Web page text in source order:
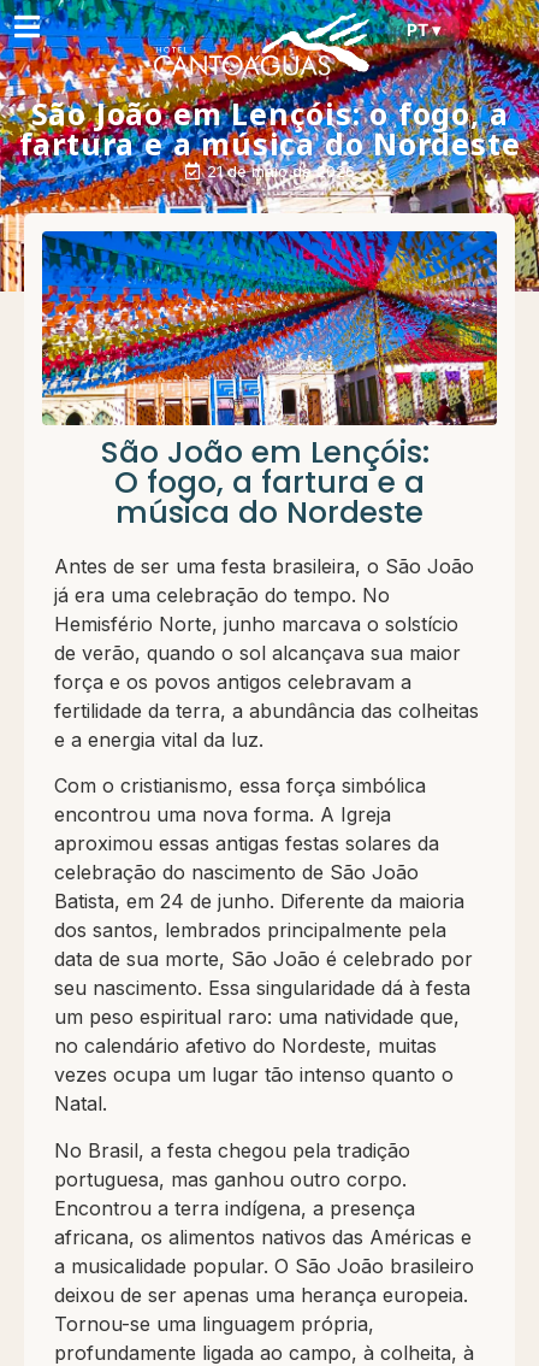
PT ▾
São João em Lençóis: o fogo, a
fartura e a música do Nordeste
21 de maio de 2026
São João em Lençóis:
O fogo, a fartura e a
música do Nordeste
Antes de ser uma festa brasileira, o São João
já era uma celebração do tempo. No
Hemisfério Norte, junho marcava o solstício
de verão, quando o sol alcançava sua maior
força e os povos antigos celebravam a
fertilidade da terra, a abundância das colheitas
e a energia vital da luz.
Com o cristianismo, essa força simbólica
encontrou uma nova forma. A Igreja
aproximou essas antigas festas solares da
celebração do nascimento de São João
Batista, em 24 de junho. Diferente da maioria
dos santos, lembrados principalmente pela
data de sua morte, São João é celebrado por
seu nascimento. Essa singularidade dá à festa
um peso espiritual raro: uma natividade que,
no calendário afetivo do Nordeste, muitas
vezes ocupa um lugar tão intenso quanto o
Natal.
No Brasil, a festa chegou pela tradição
portuguesa, mas ganhou outro corpo.
Encontrou a terra indígena, a presença
africana, os alimentos nativos das Américas e
a musicalidade popular. O São João brasileiro
deixou de ser apenas uma herança europeia.
Tornou-se uma linguagem própria,
profundamente ligada ao campo, à colheita, à